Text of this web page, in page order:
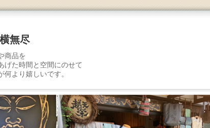
無尽
商品を
げた時間と空間にのせて
より嬉しいです。